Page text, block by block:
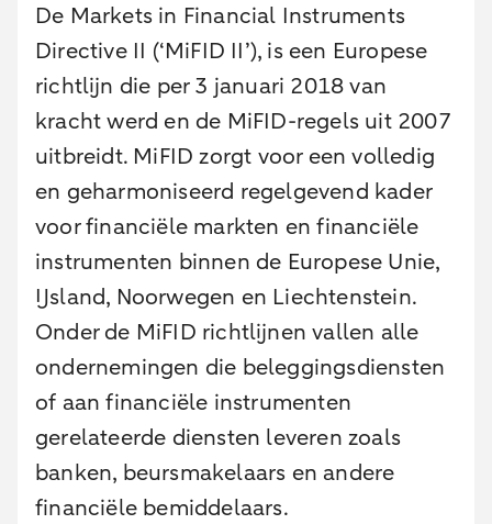
De Markets in Financial Instruments
Directive II (‘MiFID II’), is een Europese
richtlijn die per 3 januari 2018 van
kracht werd en de MiFID-regels uit 2007
uitbreidt. MiFID zorgt voor een volledig
en geharmoniseerd regelgevend kader
voor financiële markten en financiële
instrumenten binnen de Europese Unie,
IJsland, Noorwegen en Liechtenstein.
Onder de MiFID richtlijnen vallen alle
ondernemingen die beleggingsdiensten
of aan financiële instrumenten
gerelateerde diensten leveren zoals
banken, beursmakelaars en andere
financiële bemiddelaars.